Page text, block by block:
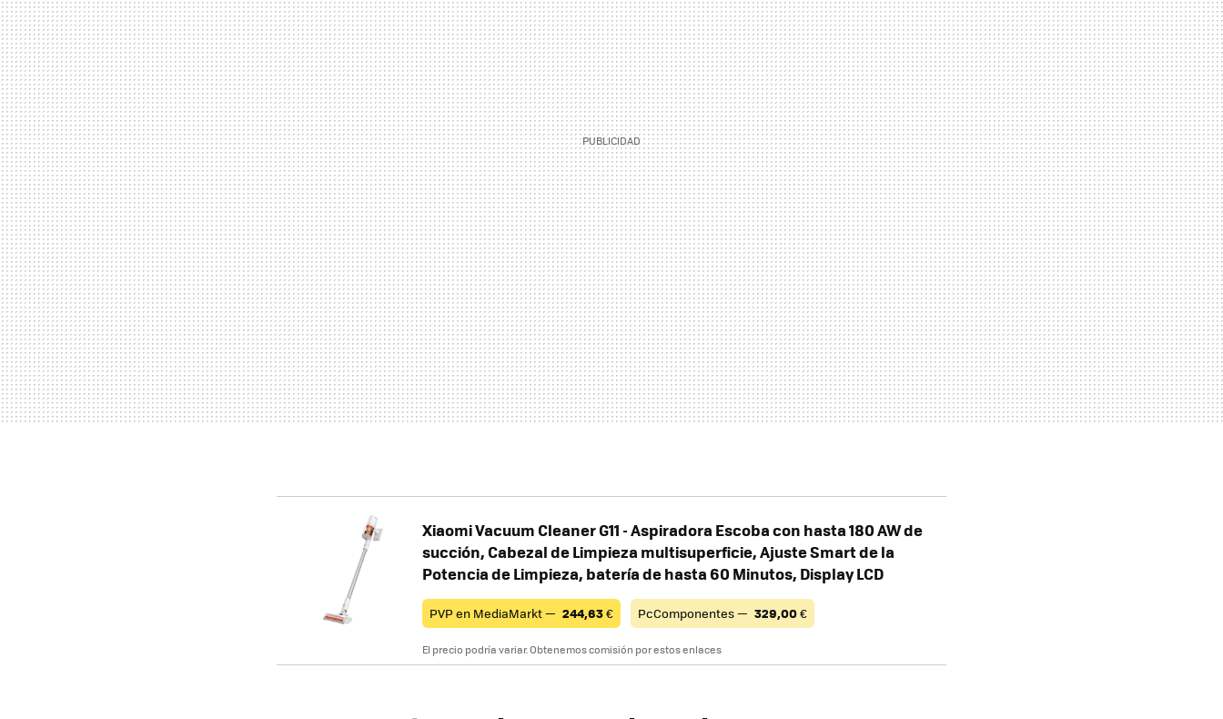
Xiaomi Vacuum Cleaner G11 - Aspiradora Escoba con hasta 180 AW de
succión, Cabezal de Limpieza multisuperficie, Ajuste Smart de la
Potencia de Limpieza, batería de hasta 60 Minutos, Display LCD
PVP en MediaMarkt — 244,63€ PcComponentes — 329,00€
El precio podría variar. Obtenemos comisión por estos enlaces